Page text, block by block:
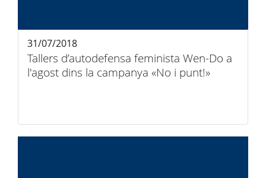
Tallers d’autodefensa feminista Wen-Do a
l'agost dins la campanya «No i punt!»
31/07/2018